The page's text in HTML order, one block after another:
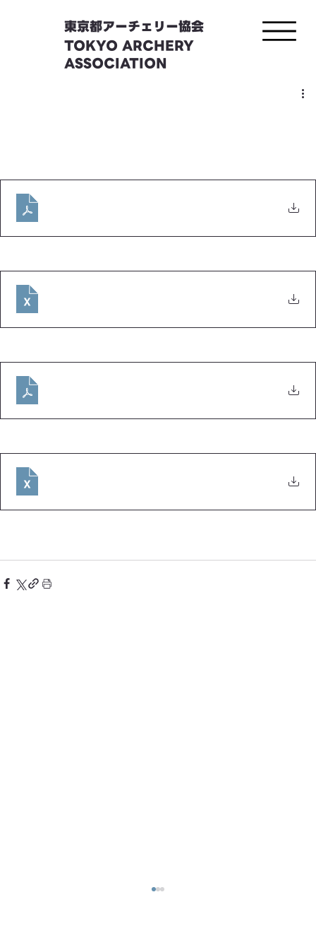
東京都アーチェリー協会
TOKYO ARCHERY
ASSOCIATION